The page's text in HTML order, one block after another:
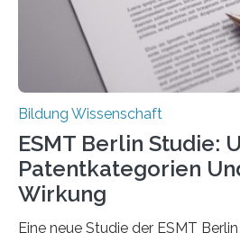
Doktorandin Deborah Jost
Promotionskolleg NRW) derzeit
durch. Ziel ist es, herauszufinden,…
Bildung Wissenschaft
ESMT Berlin Studie:
Patentkategorien
Wirkung
Eine neue Studie der ESMT